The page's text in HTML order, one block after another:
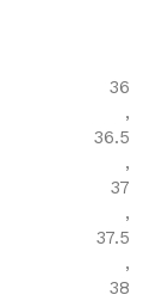
36
,
36.5
,
37
,
37.5
,
38